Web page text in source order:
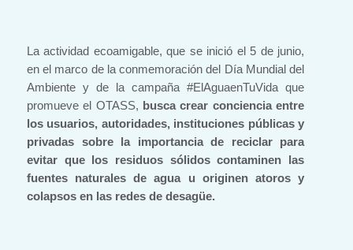
La actividad ecoamigable, que se inició el 5 de junio,
en el marco de la conmemoración del Día Mundial del
Ambiente y de la campaña #ElAguaenTuVida que
promueve el OTASS, busca crear conciencia entre
los usuarios, autoridades, instituciones públicas y
privadas sobre la importancia de reciclar para
evitar que los residuos sólidos contaminen las
fuentes naturales de agua u originen atoros y
colapsos en las redes de desagüe.